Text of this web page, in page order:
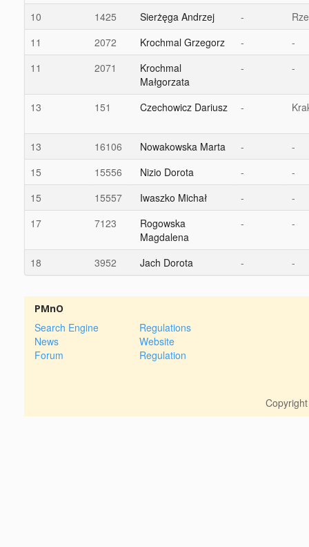
10 1425 Sierżęga Andrzej -
11
2072 Krochmal Grzegorz -
-
11
2071
Krochmal
Małgorzata
- -
13 151 Czechowicz Dariusz -
13 16106 Nowakowska Marta -
-
15
15556 Nizio Dorota -
-
15
15557 Iwaszko Michał -
-
17
7123
Rogowska
Magdalena
- -
18 3952 Jach Dorota - -
PMnO
Search Engine
News
Forum
Regulations
Website
Regulation